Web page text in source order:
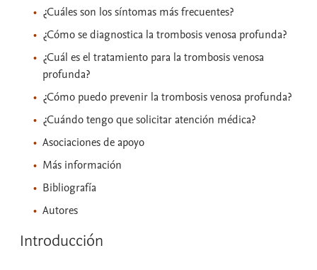
¿Cuáles son los síntomas más frecuentes?
¿Cómo se diagnostica la trombosis venosa profunda?
¿Cuál es el tratamiento para la trombosis venosa
profunda?
¿Cómo puedo prevenir la trombosis venosa profunda?
¿Cuándo tengo que solicitar atención médica?
Asociaciones de apoyo
Más información
Bibliografía
Autores
Introducción